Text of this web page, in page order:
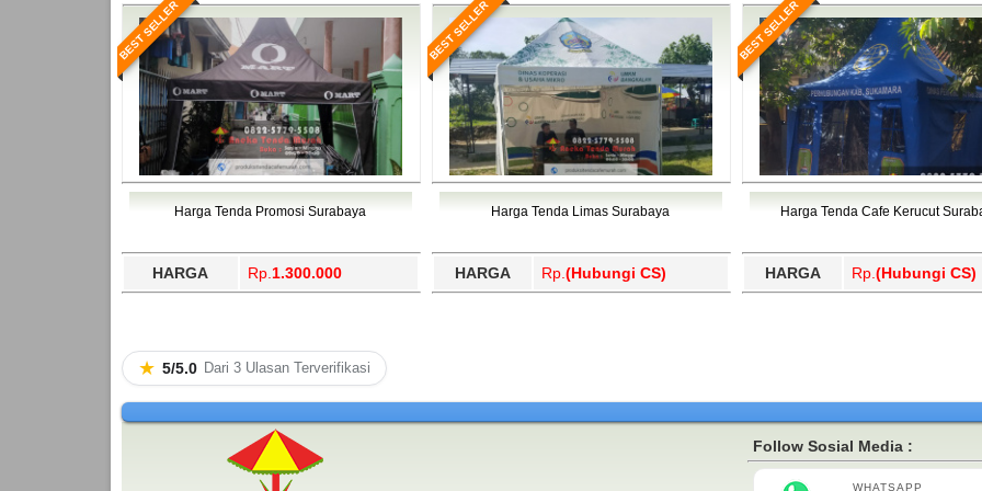
BEST SELLER
Harga Tenda Promosi Surabaya
HARGA Rp. 1.300.000
BEST SELLER
Harga Tenda Limas Surabaya
HARGA Rp. (Hubungi CS)
BEST SELLER
Harga Tenda Cafe Kerucut
HARGA Rp. (Hubungi CS)
★ 5/5.0 Dari 3 Ulasan Terverifikasi
Follow Sosial Media :
WHATSAPP